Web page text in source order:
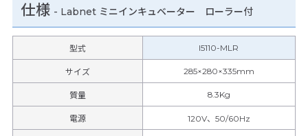
仕様 - Labnet ミニインキュベーター ローラー付
型式 I5110-MLR
サイズ 285×280×335mm
質量 8.3Kg
電源 120V、50/60Hz